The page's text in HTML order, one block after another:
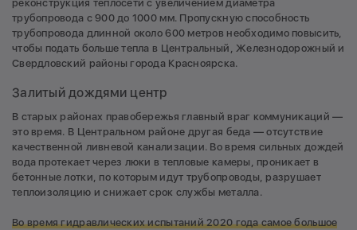
реконструкция теплосети с увеличением диаметра
трубопровода с 900 до 1000 мм. Пропускную способность
трубопровода длинной около 600 метров необходимо повысить,
чтобы подать больше тепла в Центральный, Железнодорожный и
Свердловский районы города Красноярска.
Залитый дождями центр
В старых районах правобережья главный враг коммуникаций —
это время. В Центральном районе другая беда — отсутствие
качественной ливневой канализации. Во время сильных дождей
вода протекает через люки в тепловые камеры, проникает в
бетонные лотки, по которым идут трубопроводы, разрушает
теплоизоляцию и снижает срок службы металла.
Во время гидравлических испытаний 2020 года самое большое